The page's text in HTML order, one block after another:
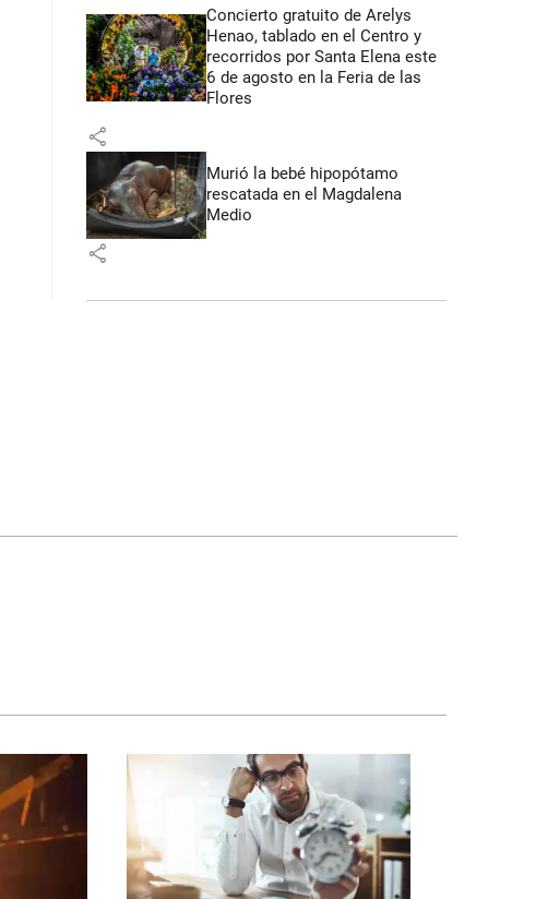
Concierto gratuito de Arelys
Henao, tablado en el Centro y
recorridos por Santa Elena este
6 de agosto en la Feria de las
Flores
share
Murió la bebé hipopótamo
rescatada en el Magdalena
Medio
share